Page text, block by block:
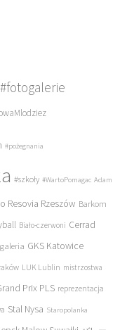
#fotogalerie
#pożegnania
#szkoły #WartoPomagac Adam
Resovia Rzeszów Barkom
Biało-czerwoni Cerrad
galeria GKS Katowice
LUK Lublin mistrzostwa
Prix PLS reprezentacja
Stal Nysa Staropolanka